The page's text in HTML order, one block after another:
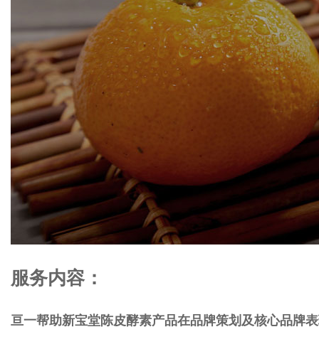
服务内容：
亘一帮助新宝堂陈皮酵素产品在品牌策划及核心品牌